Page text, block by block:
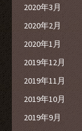
2020年3月
2020年2月
2020年1月
2019年12月
2019年11月
2019年10月
2019年9月